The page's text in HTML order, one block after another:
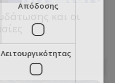
και οι
Απόδοσης
Λειτουργικότητας